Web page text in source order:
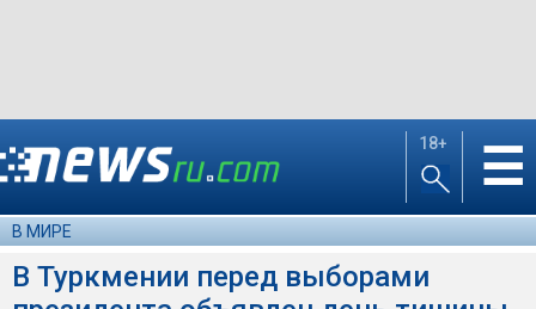
18+ ☰
В МИРЕ
В Туркмении перед выборами